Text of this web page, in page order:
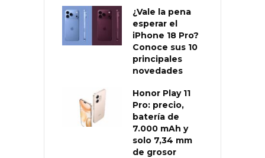
¿Vale la pena
esperar el
iPhone 18 Pro?
Conoce sus 10
principales
novedades
Honor Play 11
Pro: precio,
batería de
7.000 mAh y
solo 7,34 mm
de grosor